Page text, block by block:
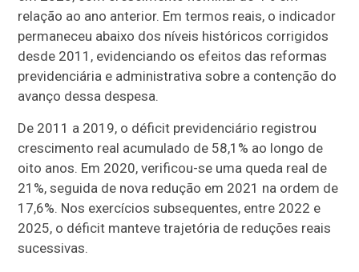
relação ao ano anterior. Em termos reais, o indicador
permaneceu abaixo dos níveis históricos corrigidos
desde 2011, evidenciando os efeitos das reformas
previdenciária e administrativa sobre a contenção do
avanço dessa despesa.
De 2011 a 2019, o déficit previdenciário registrou
crescimento real acumulado de 58,1% ao longo de
oito anos. Em 2020, verificou-se uma queda real de
21%, seguida de nova redução em 2021 na ordem de
17,6%. Nos exercícios subsequentes, entre 2022 e
2025, o déficit manteve trajetória de reduções reais
sucessivas.